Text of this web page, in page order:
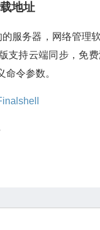
地址
服务器，网络管理
支持云端同步，免
令参数。